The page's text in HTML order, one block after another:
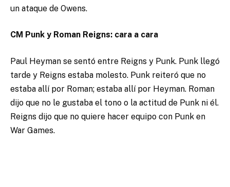
un ataque de Owens.
CM Punk y Roman Reigns: cara a cara
Paul Heyman se sentó entre Reigns y Punk. Punk llegó
tarde y Reigns estaba molesto. Punk reiteró que no
estaba allí por Roman; estaba allí por Heyman. Roman
dijo que no le gustaba el tono o la actitud de Punk ni él.
Reigns dijo que no quiere hacer equipo con Punk en
War Games.